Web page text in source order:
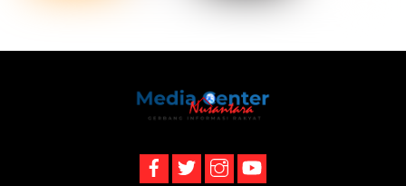
Back
To